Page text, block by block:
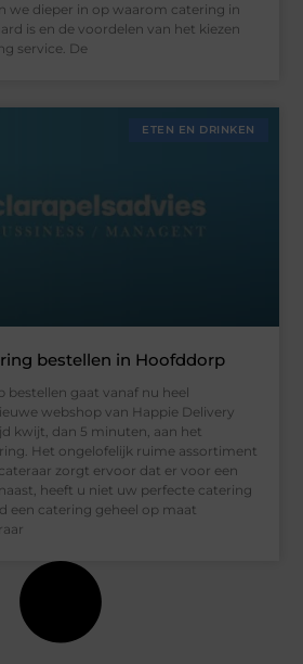
we dieper in op waarom catering in
is en de voordelen van het kiezen
service. De
ETEN EN DRINKEN
bestellen in Hoofddorp
bestellen gaat vanaf nu heel
webshop van Happie Delivery
kwijt, dan 5 minuten, aan het
Het ongelofelijk ruime assortiment
zorgt ervoor dat er voor een
heeft u niet uw perfecte catering
een catering geheel op maat